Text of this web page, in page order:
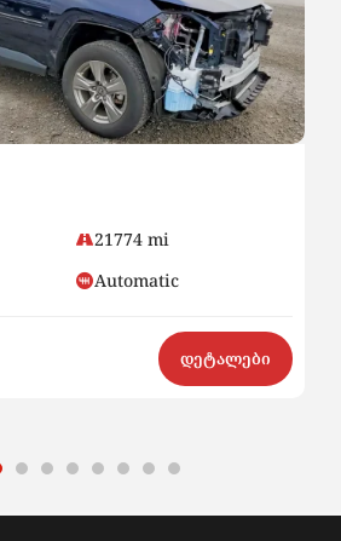
21774 mi
Automatic
დეტალები